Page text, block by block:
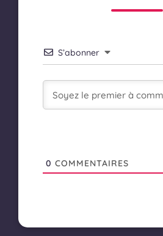
S’abonner
0 COMMENTAIRES